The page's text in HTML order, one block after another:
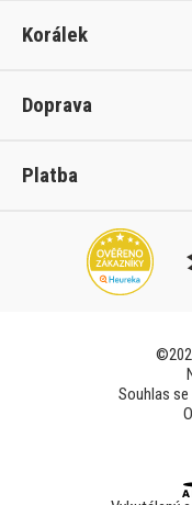
Korálek
Doprava
Platba
Souhlas